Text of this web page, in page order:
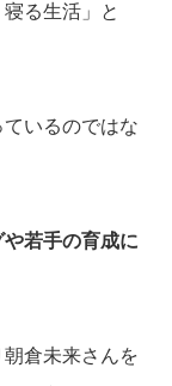
る生活」と
いるのではな
や若手の育成に
倉未来さんを